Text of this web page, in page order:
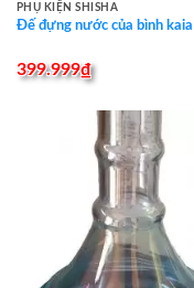
PHỤ KIỆN SHISHA
Đế đựng nước của bình kaia
399.999₫